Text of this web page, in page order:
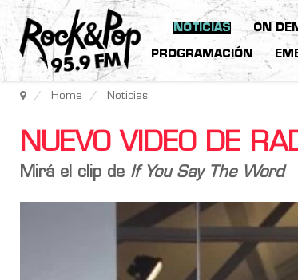
NOTICIAS ON
PROGRAMACIÓN
Home Noticias
NUEVO VIDEO DE
Mirá el clip de If You Say The Word